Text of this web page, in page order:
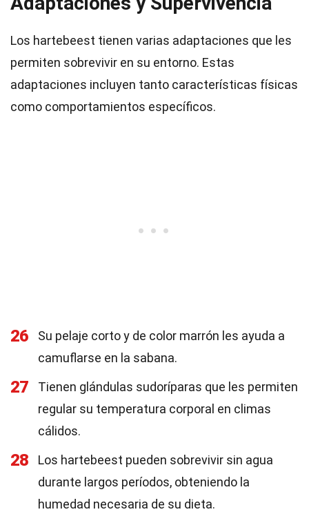
Los hartebeest tienen varias adaptaciones que les
permiten sobrevivir en su entorno. Estas
adaptaciones incluyen tanto características físicas
como comportamientos específicos.
26
Su pelaje corto y de color marrón les ayuda a
camuflarse en la sabana.
27
Tienen glándulas sudoríparas que les permiten
regular su temperatura corporal en climas
cálidos.
28
Los hartebeest pueden sobrevivir sin agua
durante largos períodos, obteniendo la
humedad necesaria de su dieta.